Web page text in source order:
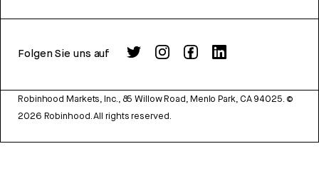
Folgen Sie uns auf
Robinhood Markets, Inc., 85 Willow Road, Menlo Park, CA 94025. ©
2026 Robinhood. All rights reserved.